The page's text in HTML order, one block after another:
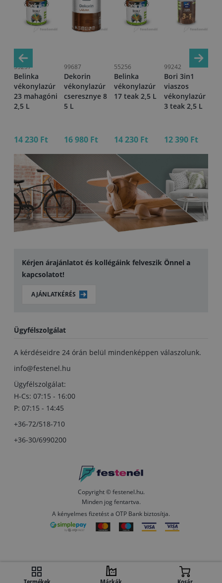
55257
Belinka
vékonylazúr
23 mahagóni
2,5 L
14 230 Ft
99687
Dekorin
vékonylazúr
cseresznye 8
5 L
16 980 Ft
55256
Belinka
vékonylazúr
17 teak 2,5 L
14 230 Ft
99242
Bori 3in1
viaszos
vékonylazúr
3 teak 2,5 L
12 390 Ft
Kérjen árajánlatot és kollégáink felveszik Önnel a
kapcsolatot!
AJÁNLATKÉRÉS
Ügyfélszolgálat
A kérdéseidre 24 órán belül mindenképpen válaszolunk.
info@festenel.hu
Ügyfélszolgálat:
H-Cs: 07:15 - 16:00
P: 07:15 - 14:45
+36-72/518-710
+36-30/6990200
Copyright © festenel.hu.
Minden jog fentartva.
A kényelmes fizetést a OTP Bank biztosítja.